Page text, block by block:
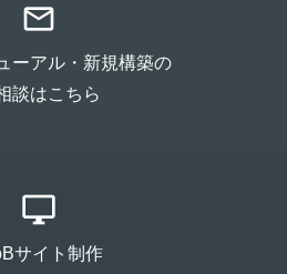
mail_outline
ーアル・新規構築の
談はこちら
desktop_windows
サイト制作